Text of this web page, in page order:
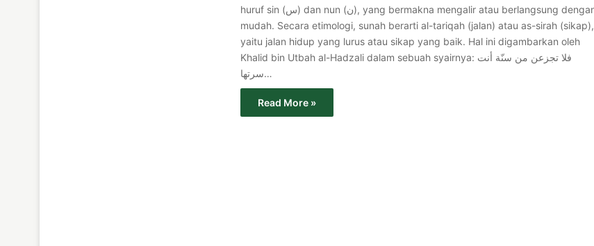
huruf sin (س) dan nun (ن), yang bermakna mengalir atau berlangsung dengan
mudah. Secara etimologi, sunah berarti al-tariqah (jalan) atau as-sirah (sikap),
yaitu jalan hidup yang lurus atau sikap yang baik. Hal ini digambarkan oleh
Khalid bin Utbah al-Hadzali dalam sebuah syairnya: فلا تجزعن من سنّة أنت
سرتها…
Read More »